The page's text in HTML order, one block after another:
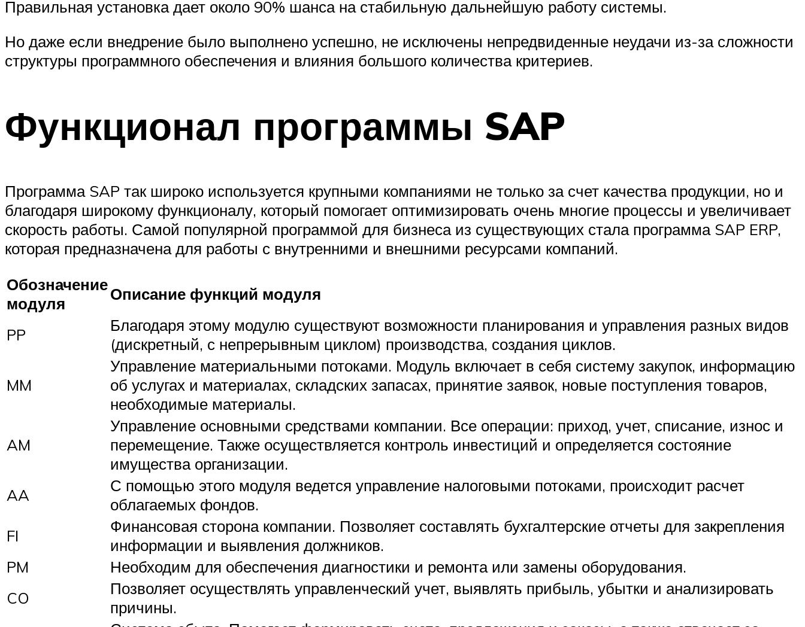
Правильная установка дает около 90% шанса на стабильную дальнейшую работу системы.
Но даже если внедрение было выполнено успешно, не исключены непредвиденные неудачи из-за сложности
структуры программного обеспечения и влияния большого количества критериев.
Функционал программы SAP
Программа SAP так широко используется крупными компаниями не только за счет качества продукции, но и
благодаря широкому функционалу, который помогает оптимизировать очень многие процессы и увеличивает
скорость работы. Самой популярной программой для бизнеса из существующих стала программа SAP ERP,
которая предназначена для работы с внутренними и внешними ресурсами компаний.
Обозначение
модуля
Описание функций модуля
PP
Благодаря этому модулю существуют возможности планирования и управления разных видов
(дискретный, с непрерывным циклом) производства, создания циклов.
MM
Управление материальными потоками. Модуль включает в себя систему закупок, информацию
об услугах и материалах, складских запасах, принятие заявок, новые поступления товаров,
необходимые материалы.
AM
Управление основными средствами компании. Все операции: приход, учет, списание, износ и
перемещение. Также осуществляется контроль инвестиций и определяется состояние
имущества организации.
AA
С помощью этого модуля ведется управление налоговыми потоками, происходит расчет
облагаемых фондов.
FI
Финансовая сторона компании. Позволяет составлять бухгалтерские отчеты для закрепления
информации и выявления должников.
PM
Необходим для обеспечения диагностики и ремонта или замены оборудования.
CO
Позволяет осуществлять управленческий учет, выявлять прибыль, убытки и анализировать
причины.